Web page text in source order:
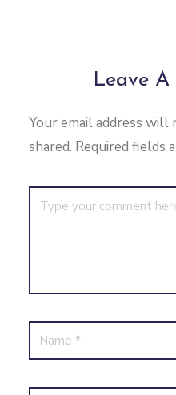
Leave A
Your email address
shared. Required fields